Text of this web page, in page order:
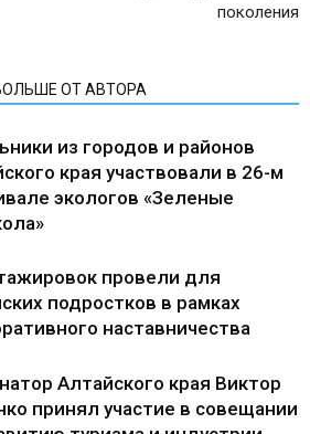
поколения
ОТ АВТОРА
из городов и районов
края участвовали в 26-м
экологов «Зеленые
провели для
подростков в рамках
наставничества
Алтайского края Виктор
принял участие в совещании